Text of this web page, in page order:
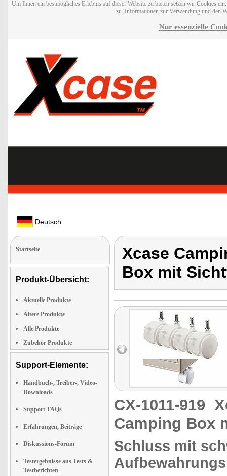
Um Ihnen ein bestmögliches Erlebnis auf dieser Website zu bieten setzen wir Cookies
zu. Informationen zur Verwendung und den
Nur essenzielle
Deutsch
Startseite
Produkt-Übersicht:
Aktuelle Produkte
Ältere Produkte
Alle Produkte
Zubehör Produkte
Support-Elemente:
Handbuch-, Treiber-, Video-
Downloads
Support-FAQs
Erfahrungen, Beiträge
Diskussions-Forum
Testergebnisse aus Tests &
Testberichten
Xcase
Box mit
CX-1011-919
Camping Box
Schluss mit